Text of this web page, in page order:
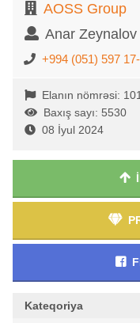
AOSS Group
Anar Zeynalov
+994 (051) 597
Elanın nömrəsi:
Baxış sayı: 5530
08 İyul 2024
Kateqoriya